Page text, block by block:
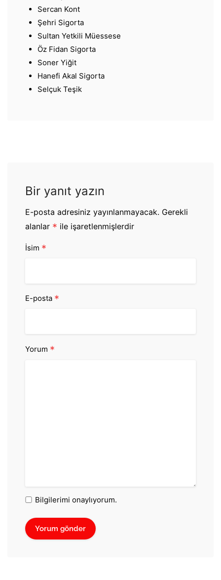
Sercan Kont
Şehri Sigorta
Sultan Yetkili Müessese
Öz Fidan Sigorta
Soner Yiğit
Hanefi Akal Sigorta
Selçuk Teşik
Bir yanıt yazın
E-posta adresiniz yayınlanmayacak. Gerekli
alanlar * ile işaretlenmişlerdir
İsim *
E-posta *
Yorum *
Bilgilerimi onaylıyorum.